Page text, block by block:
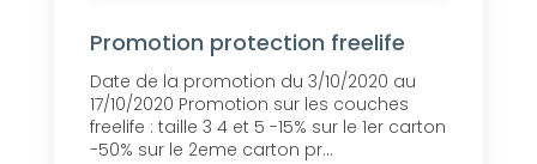
Promotion protection freelife
Date de la promotion du 3/10/2020 au
17/10/2020 Promotion sur les couches
freelife : taille 3 4 et 5 -15% sur le 1er carton
-50% sur le 2eme carton pr...